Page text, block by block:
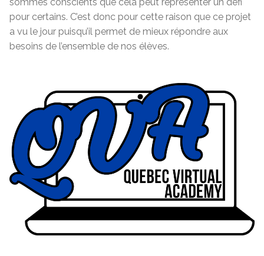
pour certains. C’est donc pour cette raison que ce projet
a vu le jour puisqu’il permet de mieux répondre aux
besoins de l’ensemble de nos élèves.